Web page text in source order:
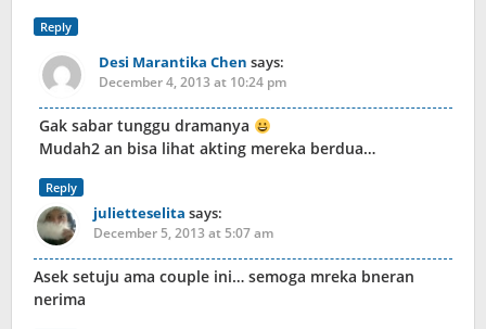
Reply
Desi Marantika Chen says:
December 4, 2013 at 10:24 pm
Gak sabar tunggu dramanya
Mudah2 an bisa lihat akting mereka berdua…
Reply
julietteselita says:
December 5, 2013 at 5:07 am
Asek setuju ama couple ini… semoga mreka bneran
nerima